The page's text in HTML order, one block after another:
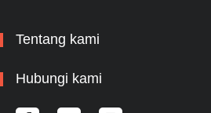
Tentang kami
Hubungi kami